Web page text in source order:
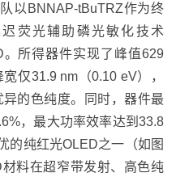
以 BNNAP-tBuTRZ作为终
荧光辅助磷光敏化技术
。所得器件实现了 峰值629
宽仅31.9 nm （0.10 eV），
异的色纯度。同时，器件最
，最大功率效率达到33.8
的纯红光OLED之一 （如图
材料在超窄带发射、高色纯